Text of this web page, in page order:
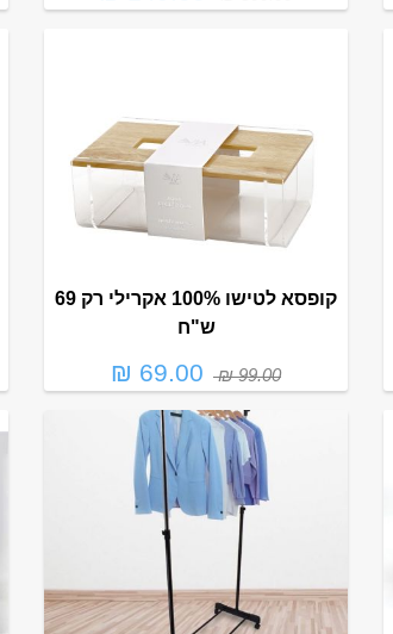
קופסא לטישו 100% אקרילי רק 69
ש"ח
99.00 ₪
69.00 ₪